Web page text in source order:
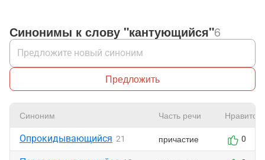
Синонимы к слову "кантующийся"6
Предложить
Синоним Часть речи Нравится
Опрокидывающийся 21 причастие 0